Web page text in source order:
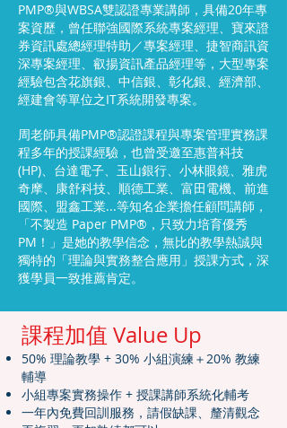
PMP®與WBSA雙認證專業講師，具備20年專
案資歷，曾任聯強國際系統專案經理、寶來證
券資訊處總經理特助／專案經理、捷智商訊資
深專案經理、叡揚資訊產品經理等，大型專案
經驗包含花旗銀、中信銀、彰化銀、經濟部、
經建會等單位之IT系統開發專案。
周老師具備PMP®認證課程與專案管理實務課
程多年的授課經驗，也曾受邀至惠普科技
(HP)、台達電子、玉山銀行、小林眼鏡、雅虎
奇摩、康舒科技、順德工業、富田電機、前進
國際、盟鑫工業...等知名企業擔任顧問講師，
「不製造 Paper PMP®，只致力培育優秀
PM！」是她的教學信念，無比的教學熱誠與
獨特的「理論與實務整合應用」授課方式，深
獲學員一致推薦肯定。
課程加值 Value Up
50% 理論教學 + 30% 小組演練＋20% 教練
輔導
小組專案實務操作 + 授課講師系統化輔考
一年內免費回訓服務，請假缺課、釐清觀念